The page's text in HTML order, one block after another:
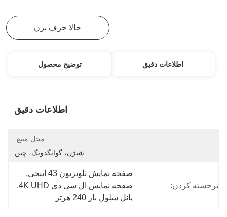
حالا حرف بزن
اطلاعات دقیق توضیح محصول
اطلاعات دقیق
محل منبع:
شنژن، گوانگدونگ، چین
برجسته کردن:
صفحه نمایش تلویزیون 43 اینچی
,
صفحه نمایش ال سی دی 4K UHD
,
پانل سلول باز 240 هرتز